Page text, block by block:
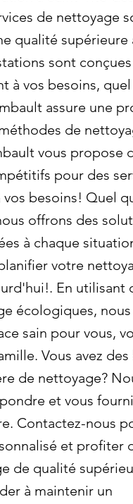
de nettoyage
qualité supérieure
sont
à vos besoins,
assure une
de
vous propose
pour des
besoins! Quel
offrons des
à chaque
votre
En utilisant
écologiques, nous
sain pour vous,
Vous avez des
de nettoyage?
et vous
Contactez-nous
et profiter
de qualité
à maintenir un